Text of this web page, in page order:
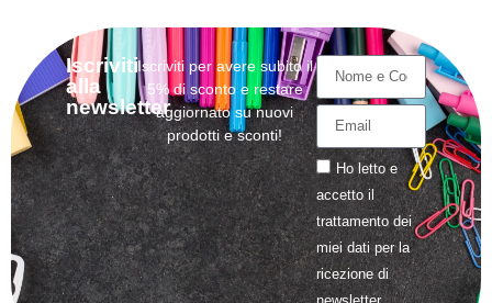
Iscriviti
alla
newsletter
Iscriviti per avere subito il
5% di sconto e restare
aggiornato su nuovi
prodotti e sconti!
Ho letto e
accetto il
trattamentodei
miei dati per la
ricezione di
newsletter